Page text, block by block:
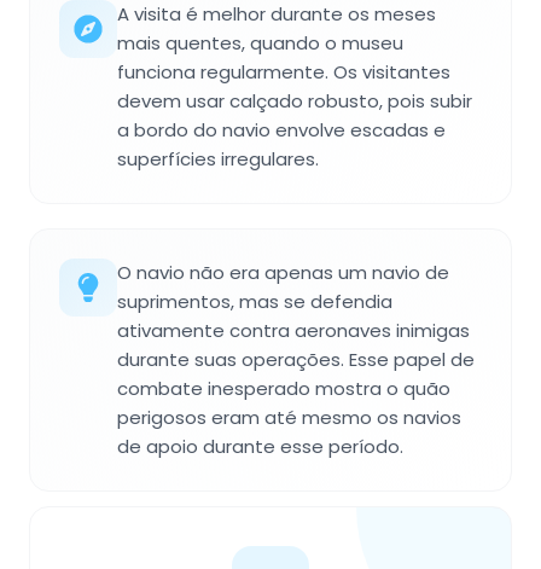
A visita é melhor durante os meses
mais quentes, quando o museu
funciona regularmente. Os visitantes
devem usar calçado robusto, pois subir
a bordo do navio envolve escadas e
superfícies irregulares.
O navio não era apenas um navio de
suprimentos, mas se defendia
ativamente contra aeronaves inimigas
durante suas operações. Esse papel de
combate inesperado mostra o quão
perigosos eram até mesmo os navios
de apoio durante esse período.